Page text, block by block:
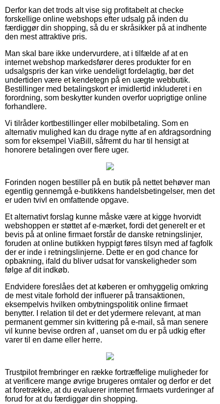
Derfor kan det trods alt vise sig profitabelt at checke
forskellige online webshops efter udsalg på inden du
færdiggør din shopping, så du er skråsikker på at indhente
den mest attraktive pris.
Man skal bare ikke undervurdere, at i tilfælde af at en
internet webshop markedsfører deres produkter for en
udsalgspris der kan virke uendeligt fordelagtig, bør det
undertiden være et kendetegn på en uægte webbutik.
Bestillinger med betalingskort er imidlertid inkluderet i en
forordning, som beskytter kunden overfor uoprigtige online
forhandlere.
Vi tilråder kortbestillinger eller mobilbetaling. Som en
alternativ mulighed kan du drage nytte af en afdragsordning
som for eksempel ViaBill, såfremt du har til hensigt at
honorere betalingen over flere uger.
Forinden nogen bestiller på en butik på nettet behøver man
egentlig gennemgå e-butikkens handelsbetingelser, men det
er uden tvivl en omfattende opgave.
Et alternativt forslag kunne måske være at kigge hvorvidt
webshoppen er støttet af e-mærket, fordi det generelt er et
bevis på at online firmaet forstår de danske retningslinjer,
foruden at online butikken hyppigt føres tilsyn med af fagfolk
der er inde i retningslinjerne. Dette er en god chance for
opbakning, ifald du bliver udsat for vanskeligheder som
følge af dit indkøb.
Endvidere foreslåes det at køberen er omhyggelig omkring
de mest vitale forhold der influerer på transaktionen,
eksempelvis hvilken ombytningspolitik online firmaet
benytter. I relation til det er det ydermere relevant, at man
permanent gemmer sin kvittering på e-mail, så man senere
vil kunne bevise ordren af , uanset om du er på udkig efter
varer til en dame eller herre.
Trustpilot frembringer en række fortræffelige muligheder for
at verificere mange øvrige brugeres omtaler og derfor er det
at foretrække, at du evaluerer internet firmaets vurderinger af
forud for at du færdiggør din shopping.